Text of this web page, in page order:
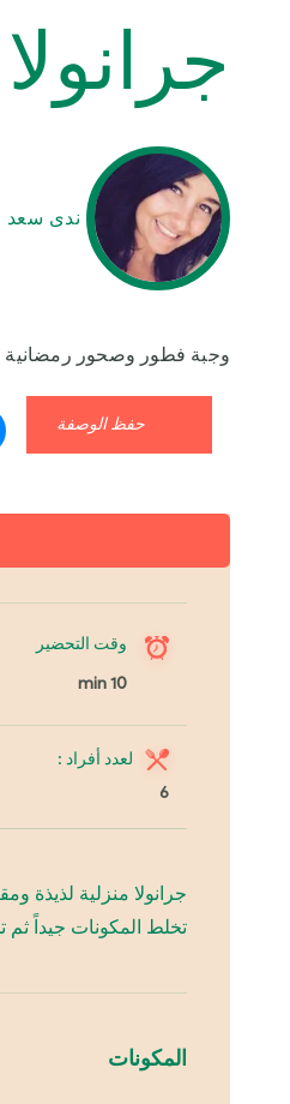
ندى سعد
وجبة فطور وصحور
حفظ الوصفة
وقت التحضير
10 min
لعدد أفراد :
6
جرانولا منزلية لذيذة
تخلط المكونات جيداً
المكونات